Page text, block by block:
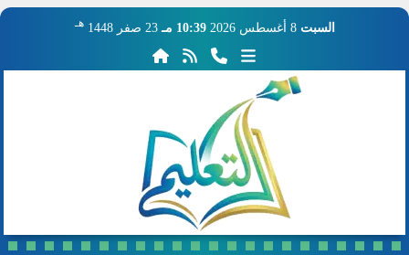
السبت 8 أغسطس 2026 10:39 مـ 23 صفر 1448 هـ